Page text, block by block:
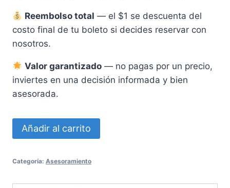
Reembolso total — el $1 se descuenta del
costo final de tu boleto si decides reservar con
nosotros.
Valor garantizado — no pagas por un precio,
inviertes en una decisión informada y bien
asesorada.
Añadir al carrito
Categoría: Asesoramiento